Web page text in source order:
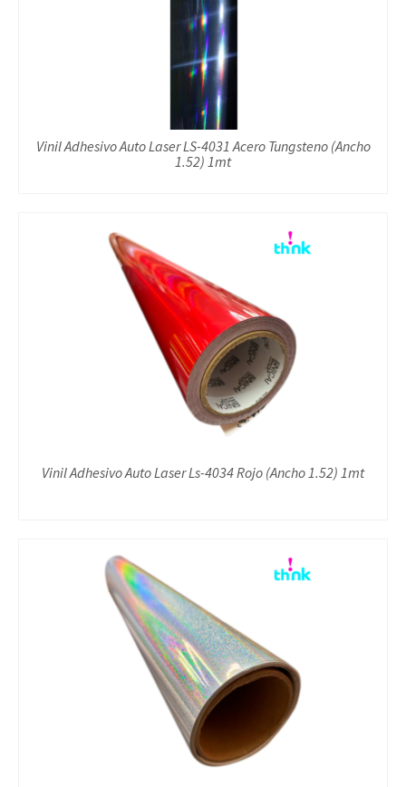
Vinil Adhesivo Auto Laser LS-4031 Acero Tungsteno (Ancho
1.52) 1mt
Vinil Adhesivo Auto Laser Ls-4034 Rojo (Ancho 1.52) 1mt